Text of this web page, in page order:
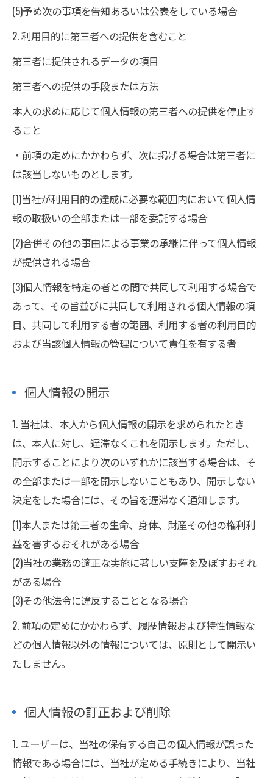
(5)予め次の事項を告知あるいは公表をしている場合
2. 利用目的に第三者への提供を含むこと
第三者に提供されるデータの項目
第三者への提供の手段または方法
本人の求めに応じて個人情報の第三者への提供を停止す
ること
・前項の定めにかかわらず、次に掲げる場合は第三者に
は該当しないものとします。
(1)当社が利用目的の達成に必要な範囲内において個人情
報の取扱いの全部または一部を委託する場合
(2)合併その他の事由による事業の承継に伴って個人情報
が提供される場合
(3)個人情報を特定の者との間で共同して利用する場合で
あって、その旨並びに共同して利用される個人情報の項
目、共同して利用する者の範囲、利用する者の利用目的
および当該個人情報の管理について責任を有する者
個人情報の開示
1. 当社は、本人から個人情報の開示を求められたとき
は、本人に対し、遅滞なくこれを開示します。ただし、
開示することにより次のいずれかに該当する場合は、そ
の全部または一部を開示しないこともあり、開示しない
決定をした場合には、その旨を遅滞なく通知します。
(1)本人または第三者の生命、身体、財産その他の権利利
益を害するおそれがある場合
(2)当社の業務の適正な実施に著しい支障を及ぼすおそれ
がある場合
(3)その他法令に違反することとなる場合
2. 前項の定めにかかわらず、履歴情報および特性情報な
どの個人情報以外の情報については、原則として開示い
たしません。
個人情報の訂正および削除
1. ユーザーは、当社の保有する自己の個人情報が誤った
情報である場合には、当社が定める手続きにより、当社
お問い合わせはこちら